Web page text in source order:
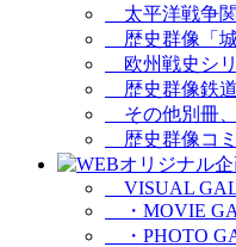
太平洋戦争
歴史群像「
欧州戦史シ
歴史群像鉄
その他別冊
歴史群像コ
VISUAL
・MOVIE
・PHOTO